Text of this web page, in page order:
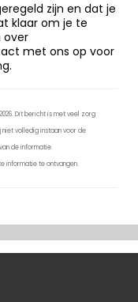
zijn en dat je
klaar om je te
over
met ons op voor
Dit bericht is met veel zorg
niet volledig instaan voor de
de informatie.
informatie te ontvangen.